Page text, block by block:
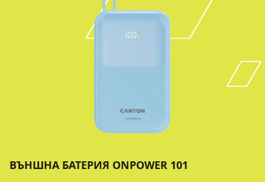
ВЪНШНА БАТЕРИЯ ONPOWER 101